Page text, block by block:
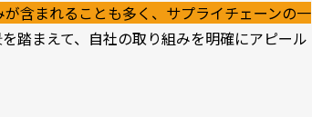
含まれることも多く、サプライチェーンの一
踏まえて、自社の取り組みを明確にアピール